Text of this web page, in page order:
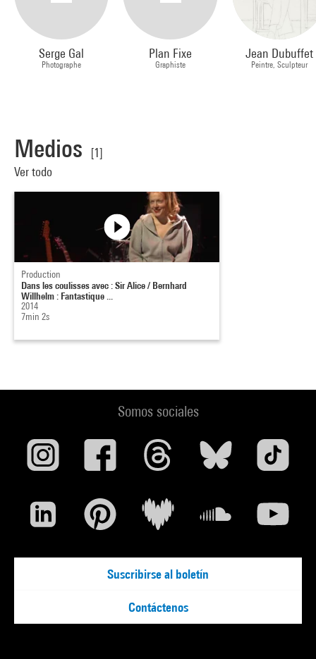
Serge Gal
Photographe
Plan Fixe
Graphiste
Jean Dubuffet
Peintre, Sculpteur
Medios
[1]
Ver todo
Production
Dans les coulisses avec : Sir Alice / Bernhard
Willhelm : Fantastique ...
2014
7min 2s
Somos sociales
Suscribirse al boletín
Contáctenos